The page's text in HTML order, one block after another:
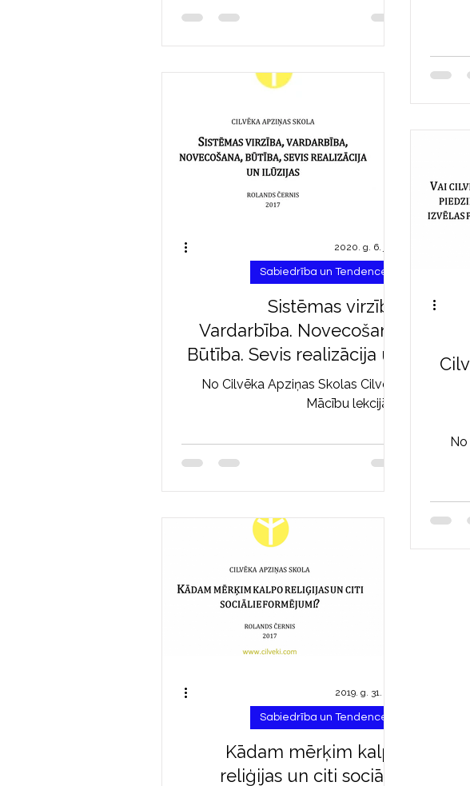
Sistēmas virzība.
Vardarbība. Novecošana.
Būtība. Sevis realizācija un
ilūzijas.
No Cilvēka Apziņas Skolas Cilvēka
Mācību lekcijām.
Sabiedrība un Tendences
2020. g. 6. janv.
No
Kādam mērķim kalpo
reliģijas un citi sociālie
Sabiedrība un Tendences
2019. g. 31. dec.